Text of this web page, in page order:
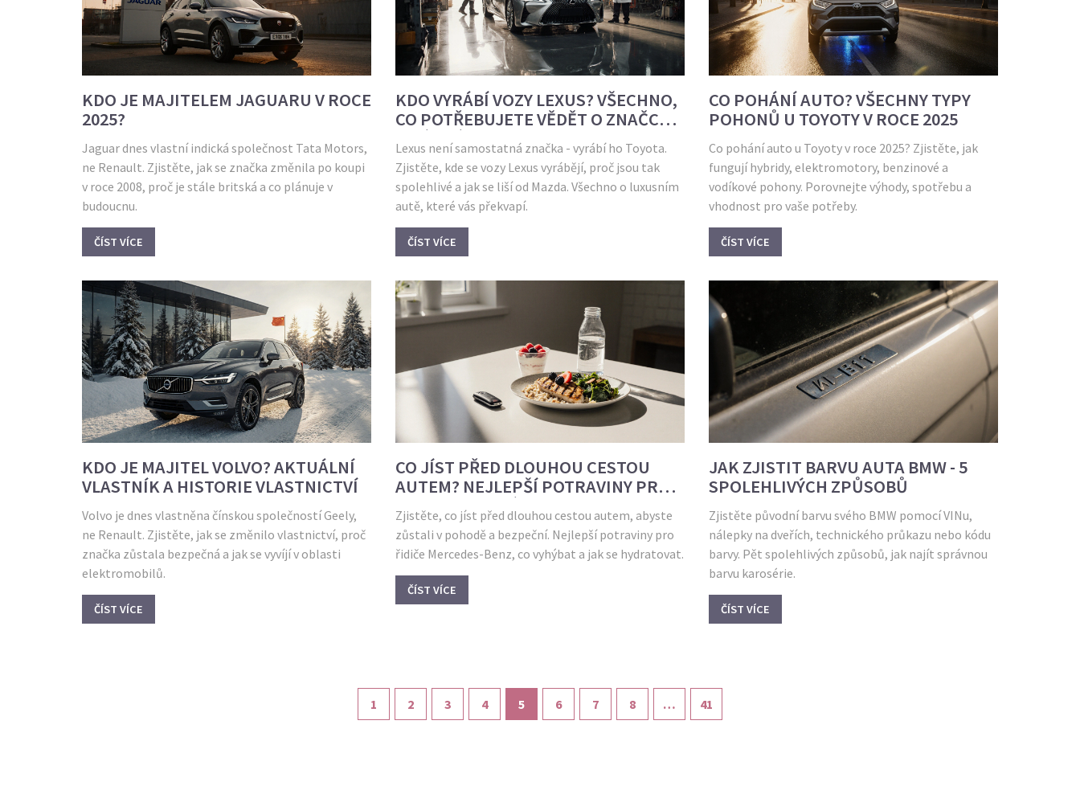
KDO JE MAJITELEM JAGUARU V ROCE
2025?
Jaguar dnes vlastní indická společnost Tata Motors,
ne Renault. Zjistěte, jak se značka změnila po koupi
v roce 2008, proč je stále britská a co plánuje v
budoucnu.
ČÍST VÍCE
KDO VYRÁBÍ VOZY LEXUS? VŠECHNO,
CO POTŘEBUJETE VĚDĚT O ZNAČCE A
JEJÍM VÝROBCI
Lexus není samostatná značka - vyrábí ho Toyota.
Zjistěte, kde se vozy Lexus vyrábějí, proč jsou tak
spolehlivé a jak se liší od Mazda. Všechno o luxusním
autě, které vás překvapí.
ČÍST VÍCE
CO POHÁNÍ AUTO? VŠECHNY TYPY
POHONŮ U TOYOTY V ROCE 2025
Co pohání auto u Toyoty v roce 2025? Zjistěte, jak
fungují hybridy, elektromotory, benzinové a
vodíkové pohony. Porovnejte výhody, spotřebu a
vhodnost pro vaše potřeby.
ČÍST VÍCE
KDO JE MAJITEL VOLVO? AKTUÁLNÍ
VLASTNÍK A HISTORIE VLASTNICTVÍ
Volvo je dnes vlastněna čínskou společností Geely,
ne Renault. Zjistěte, jak se změnilo vlastnictví, proč
značka zůstala bezpečná a jak se vyvíjí v oblasti
elektromobilů.
ČÍST VÍCE
CO JÍST PŘED DLOUHOU CESTOU
AUTEM? NEJLEPŠÍ POTRAVINY PRO
POHODLNOU JÍZDU S MERCEDES-
BENZ
Zjistěte, co jíst před dlouhou cestou autem, abyste
zůstali v pohodě a bezpeční. Nejlepší potraviny pro
řidiče Mercedes-Benz, co vyhýbat a jak se hydratovat.
ČÍST VÍCE
JAK ZJISTIT BARVU AUTA BMW - 5
SPOLEHLIVÝCH ZPŮSOBŮ
Zjistěte původní barvu svého BMW pomocí VINu,
nálepky na dveřích, technického průkazu nebo kódu
barvy. Pět spolehlivých způsobů, jak najít správnou
barvu karosérie.
ČÍST VÍCE
1 2 3 4 5 6 7 8 … 41